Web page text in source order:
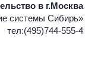
в г.Москва
системы Сибирь»
тел:(495)744-555-4